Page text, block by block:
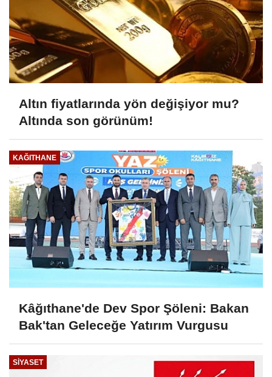
Altın fiyatlarında yön değişiyor mu?
Altında son görünüm!
KAĞITHANE
Kâğıthane'de Dev Spor Şöleni: Bakan
Bak'tan Geleceğe Yatırım Vurgusu
SIYASET